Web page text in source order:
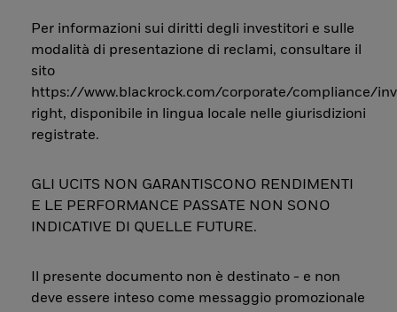
Per informazioni sui diritti degli investitori e sulle
modalità di presentazione di reclami, consultare il
sito
https://www.blackrock.com/corporate/compliance/
right, disponibile in lingua locale nelle giurisdizioni
registrate.
GLI UCITS NON GARANTISCONO RENDIMENTI
E LE PERFORMANCE PASSATE NON SONO
INDICATIVE DI QUELLE FUTURE.
Il presente documento non è destinato - e non
deve essere inteso come messaggio promozionale